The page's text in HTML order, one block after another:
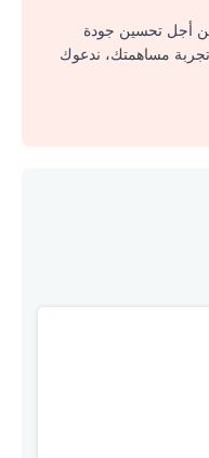
من أجل تحسين جودة
تجربة مساهمتك، ندعوك